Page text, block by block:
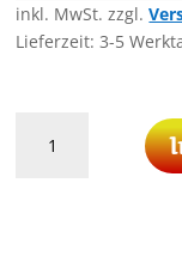
inkl. MwSt. zzgl.
Lieferzeit:3-5